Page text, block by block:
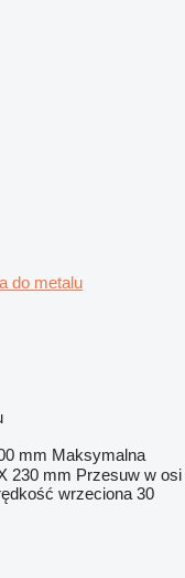
do metalu
mm Maksymalna
230 mm Przesuw w osi
wrzeciona 30